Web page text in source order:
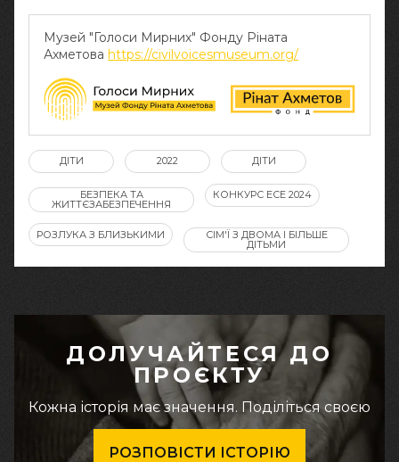
Музей "Голоси Мирних" Фонду Ріната
Ахметова https://civilvoicesmuseum.org/
ДІТИ 2022 ДІТИ
БЕЗПЕКА ТА
ЖИТТЄЗАБЕЗПЕЧЕННЯ
КОНКУРС ЕСЕ 2024
РОЗЛУКА З БЛИЗЬКИМИ СІМ'Ї З ДВОМА І БІЛЬШЕ
ДІТЬМИ
ДОЛУЧАЙТЕСЯ ДО
ПРОЄКТУ
Кожна історія має значення. Поділіться своєю
РОЗПОВІСТИ ІСТОРІЮ